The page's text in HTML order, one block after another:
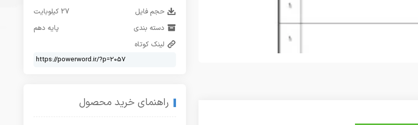
حجم فایل
27 کیلوبایت
دسته بندی
پایه دهم
لینک کوتاه
راهنمای خرید محصول